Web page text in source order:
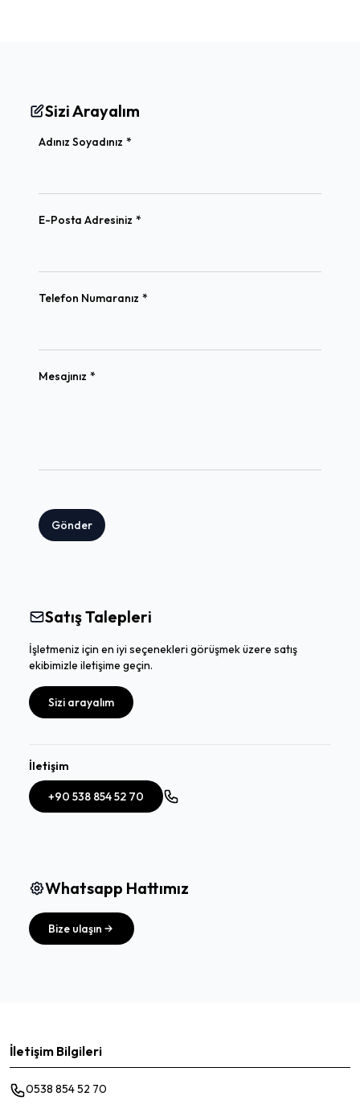
Sizi Arayalım
Adınız Soyadınız *
E-Posta Adresiniz *
Telefon Numaranız *
Mesajınız *
Gönder
Satış Talepleri
İşletmeniz için en iyi seçenekleri görüşmek üzere satış
ekibimizle iletişime geçin.
Sizi arayalım
İletişim
+90 538 854 52 70
Whatsapp Hattımız
Bize ulaşın
İletişim Bilgileri
0538 854 52 70